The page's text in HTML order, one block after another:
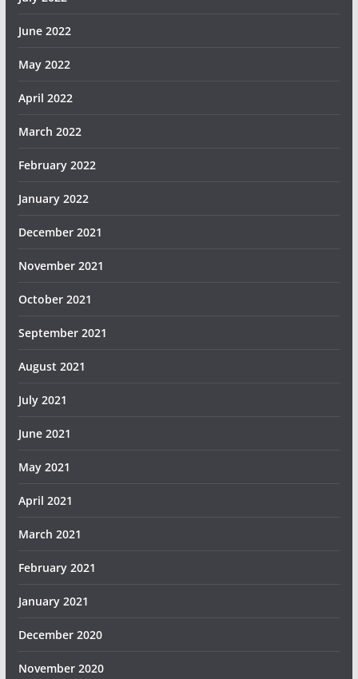
June 2022
May 2022
April 2022
March 2022
February 2022
January 2022
December 2021
November 2021
October 2021
September 2021
August 2021
July 2021
June 2021
May 2021
April 2021
March 2021
February 2021
January 2021
December 2020
November 2020